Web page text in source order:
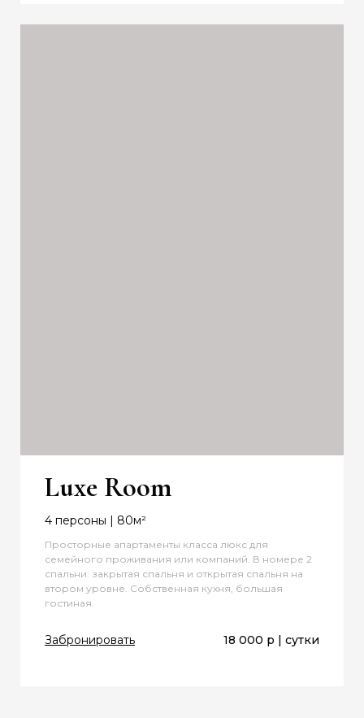
Luxe Room
4 персоны | 80м²
Просторные апартаменты класса люкс для
семейного проживания или компаний. В номере 2
спальни: закрытая спальня и открытая спальня на
втором уровне. Собственная кухня, большая
гостиная.
Забронировать 18 000 р | сутки